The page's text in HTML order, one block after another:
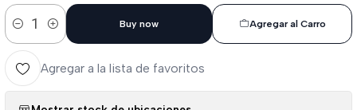
Cantidad
Agregar al Carro
Buy now
Agregar a la lista de favoritos